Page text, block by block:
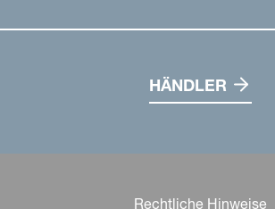
HÄNDLER
Rechtliche Hinweise